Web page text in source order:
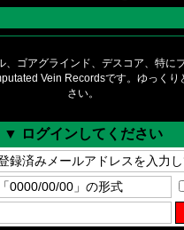
、ゴアグラインド、デスコア、特に
Vein Recordsです。ゆっくり
さい。
▼ ログインしてください